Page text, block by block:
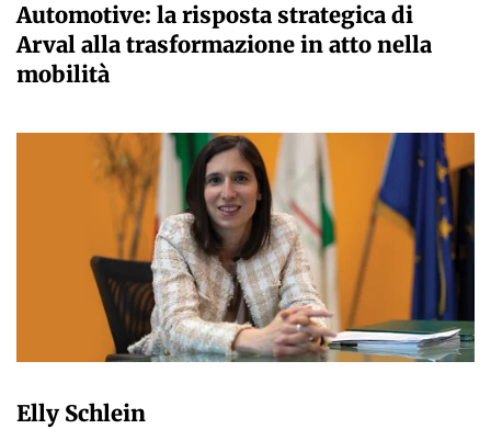
Automotive: la risposta strategica di
Arval alla trasformazione in atto nella
mobilità
Elly Schlein